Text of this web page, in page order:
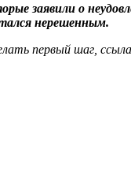
заявили о
нерешенным.
первый шаг,